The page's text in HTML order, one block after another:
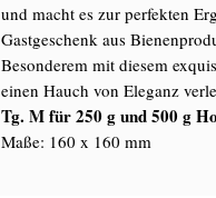
und macht es zur perfekten
Gastgeschenk aus
Besonderem mit diesem
einen Hauch von Eleganz
Tg. M für 250 g und 500 g
Maße: 160 x 160 mm